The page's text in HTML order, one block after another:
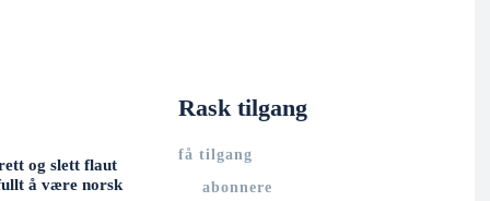
og slett flaut
å være norsk
Rask tilgang
få tilgang
abonnere